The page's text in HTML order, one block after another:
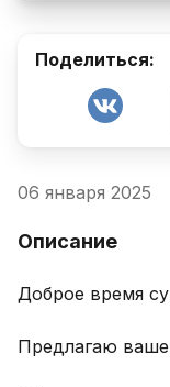
Поделиться:
06 января 2025
Описание
Доброе время
Предлагаю